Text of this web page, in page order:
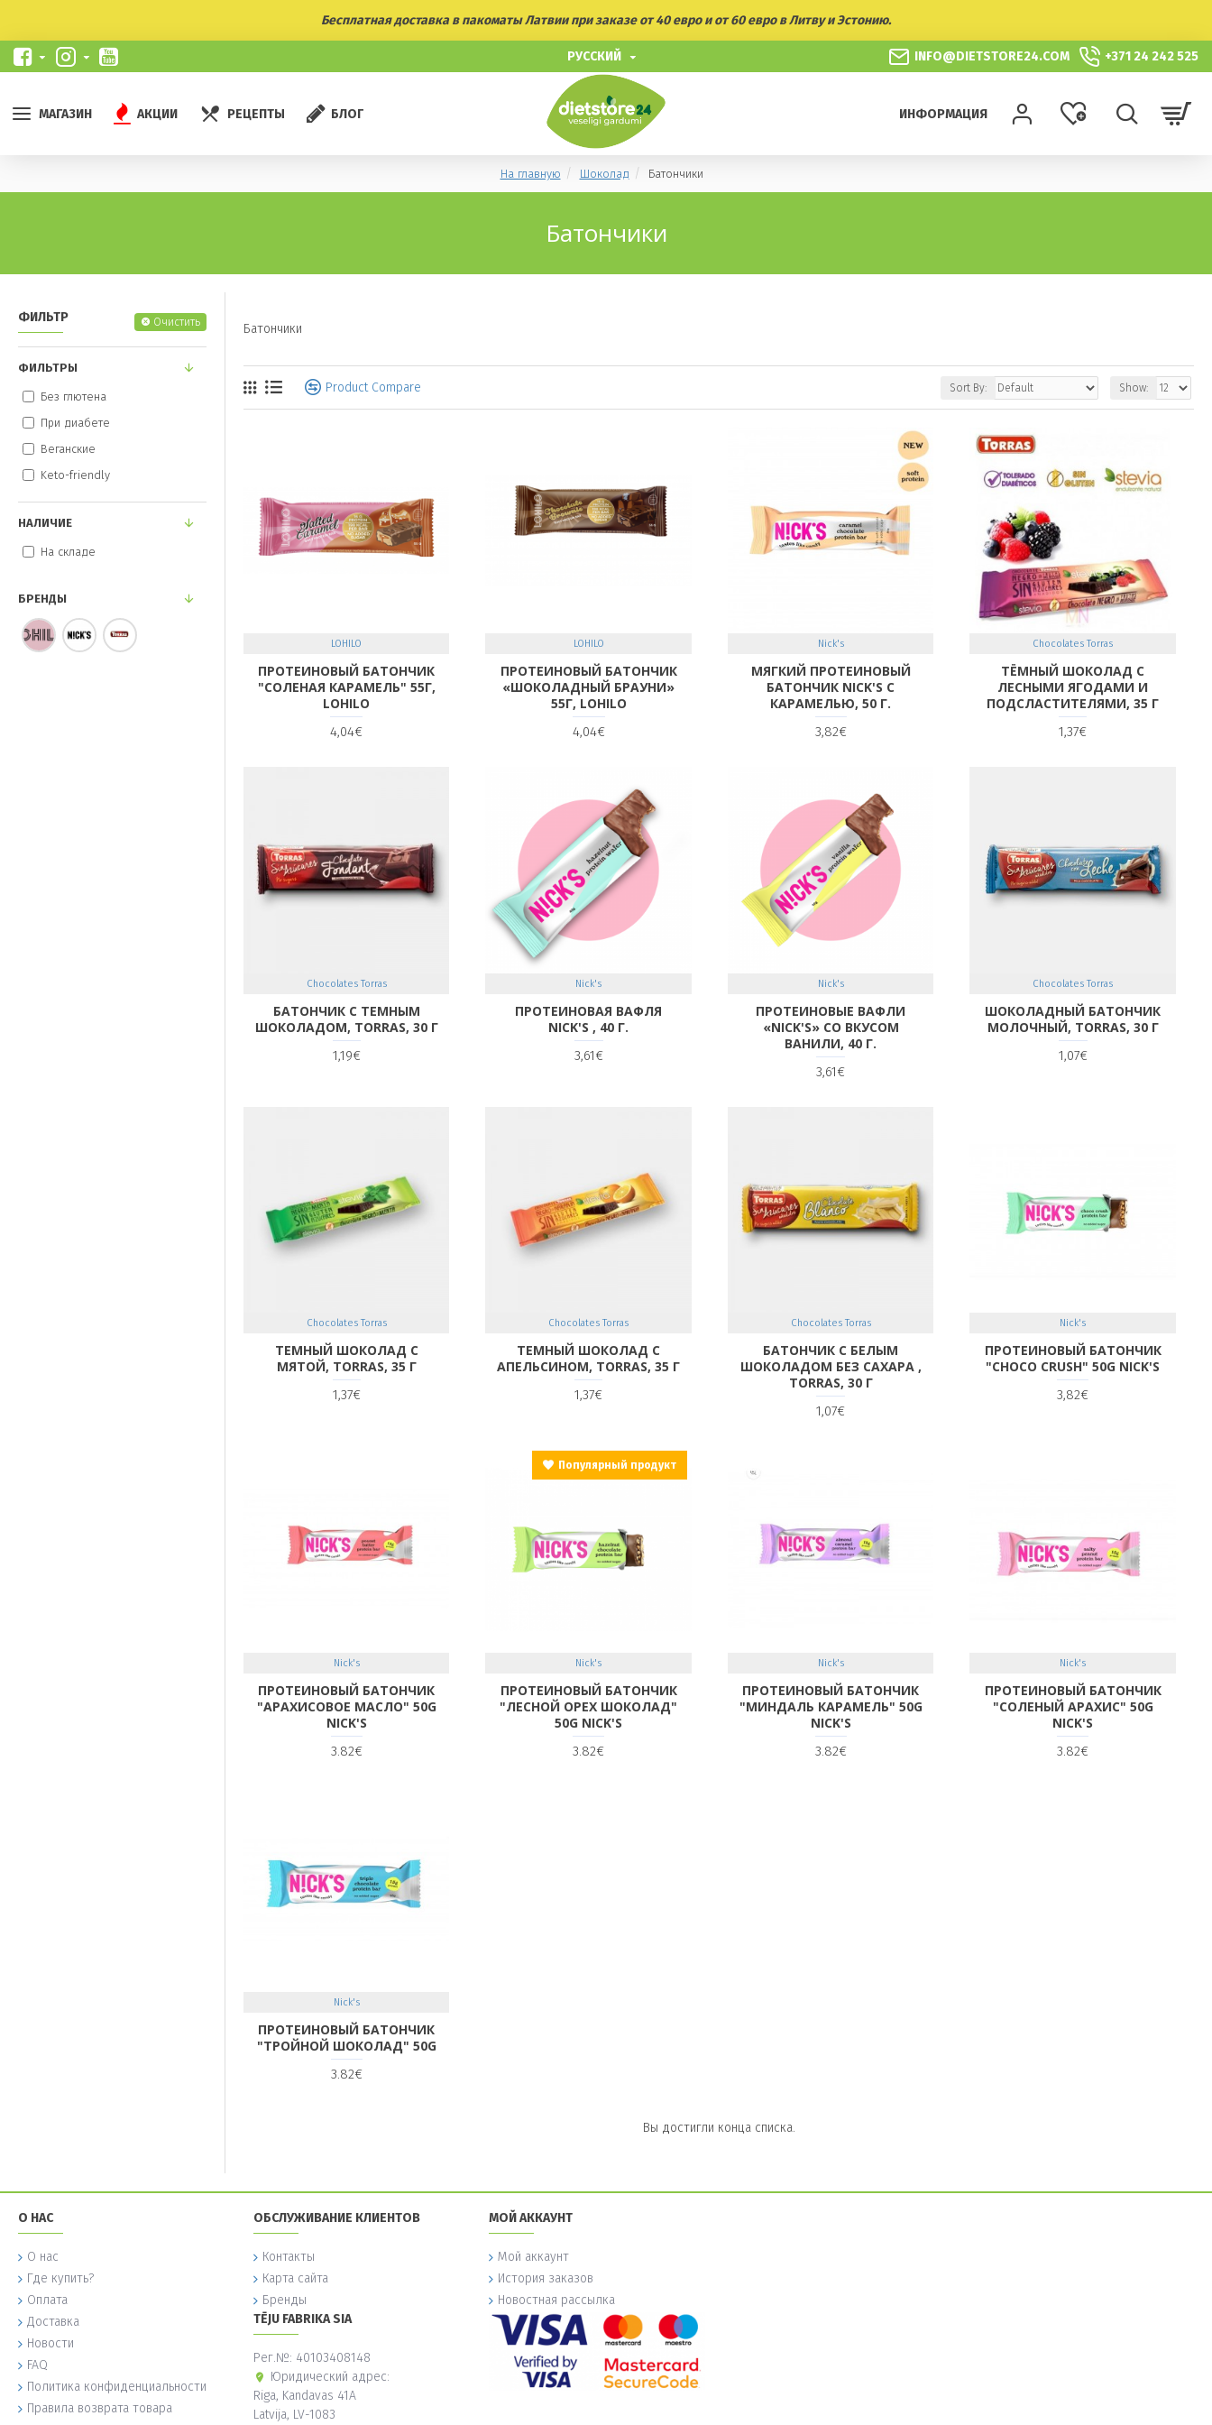
Бесплатная доставка в пакоматы Латвии при заказе от 40 евро и от 60 евро в Литву и Эстонию.
РУССКИЙ INFO@DIETSTORE24.COM +371 24 242 525
МАГАЗИН АКЦИИ РЕЦЕПТЫ БЛОГ ИНФОРМАЦИЯ
На главную Шоколад Батончики
Батончики
ФИЛЬТР Очистить
БРЕНДЫ
ФИЛЬТРЫ
Без глютена
При диабете
Веганские
Keto-friendly
НАЛИЧИЕ
На складе
Батончики
Product Compare Sort By: Show:
LOHILO
ПРОТЕИНОВЫЙ БАТОНЧИК
"СОЛЕНАЯ КАРАМЕЛЬ" 55Г,
LOHILO
4,04€
LOHILO
ПРОТЕИНОВЫЙ БАТОНЧИК
«ШОКОЛАДНЫЙ БРАУНИ»
55Г, LOHILO
4,04€
Nick's
МЯГКИЙ ПРОТЕИНОВЫЙ
БАТОНЧИК NICK'S С
КАРАМЕЛЬЮ, 50 Г.
3,82€
Chocolates Torras
ТЁМНЫЙ ШОКОЛАД С
ЛЕСНЫМИ ЯГОДАМИ И
ПОДСЛАСТИТЕЛЯМИ, 35 Г
1,37€
Chocolates Torras
БАТОНЧИК С ТЕМНЫМ
ШОКОЛАДОМ, TORRAS, 30 Г
1,19€
Nick's
ПРОТЕИНОВАЯ ВАФЛЯ
NICK'S , 40 Г.
3,61€
Nick's
ПРОТЕИНОВЫЕ ВАФЛИ
«NICK'S» СО ВКУСОМ
ВАНИЛИ, 40 Г.
3,61€
Chocolates Torras
ШОКОЛАДНЫЙ БАТОНЧИК
МОЛОЧНЫЙ, TORRAS, 30 Г
1,07€
Chocolates Torras
ТЕМНЫЙ ШОКОЛАД С
МЯТОЙ, TORRAS, 35 Г
1,37€
Chocolates Torras
ТЕМНЫЙ ШОКОЛАД С
АПЕЛЬСИНОМ, TORRAS, 35 Г
1,37€
Chocolates Torras
БАТОНЧИК С БЕЛЫМ
ШОКОЛАДОМ БЕЗ САХАРА ,
TORRAS, 30 Г
1,07€
Nick's
ПРОТЕИНОВЫЙ БАТОНЧИК
"CHOCO CRUSH" 50G NICK'S
3,82€
Nick's
ПРОТЕИНОВЫЙ БАТОНЧИК
"АРАХИСОВОЕ МАСЛО" 50G
NICK'S
3.82€
Популярный продукт
Nick's
ПРОТЕИНОВЫЙ БАТОНЧИК
"ЛЕСНОЙ ОРЕХ ШОКОЛАД"
50G NICK'S
3.82€
Nick's
ПРОТЕИНОВЫЙ БАТОНЧИК
"МИНДАЛЬ КАРАМЕЛЬ" 50G
NICK'S
3.82€
Nick's
ПРОТЕИНОВЫЙ БАТОНЧИК
"СОЛЕНЫЙ АРАХИС" 50G
NICK'S
3.82€
Nick's
ПРОТЕИНОВЫЙ БАТОНЧИК
"ТРОЙНОЙ ШОКОЛАД" 50G
3.82€
Вы достигли конца списка.
О НАС
О нас
Где купить?
Оплата
Доставка
Новости
FAQ
Политика конфиденциальности
Правила возврата товара
ОБСЛУЖИВАНИЕ КЛИЕНТОВ
Контакты
Карта сайта
Бренды
TĒJU FABRIKA SIA
Рег.№: 40103408148
Юридический адрес:
Riga, Kandavas 41A
Latvija, LV-1083
МОЙ АККАУНТ
Мой аккаунт
История заказов
Новостная рассылка